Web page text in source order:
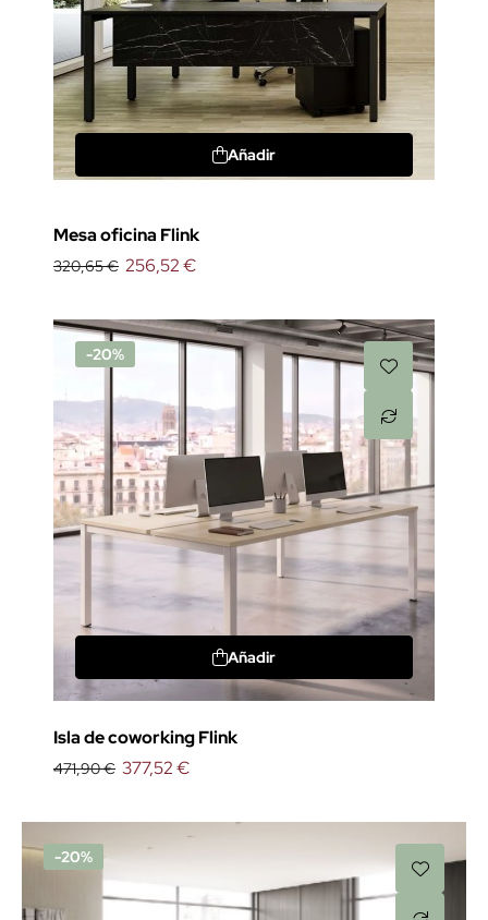
Añadir
Mesa oficina Flink
320,65 € 256,52 €
-20%
Añadir
Isla de coworking Flink
471,90 € 377,52 €
-20%